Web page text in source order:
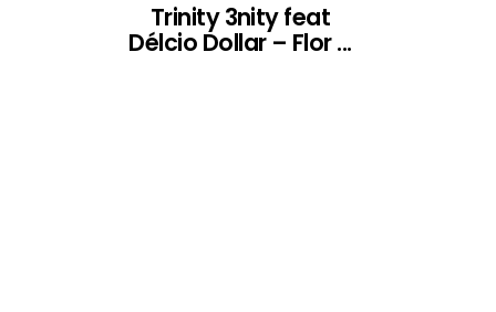
Trinity 3nity feat
Délcio Dollar – Flor ...